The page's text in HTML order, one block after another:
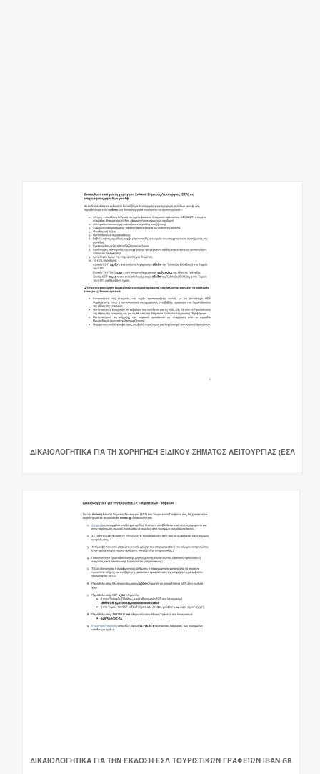
ΔΙΚΑΙΟΛΟΓΗΤΙΚΆ ΓΙΑ ΤΗ ΧΟΡΉΓΗΣΗ ΕΙΔΙΚΟΎ ΣΉΜΑΤΟΣ ΛΕΙΤΟΥΡΓΊΑΣ (ΕΣΛ
ΔΙΚΑΙΟΛΟΓΗΤΙΚΆ ΓΙΑ ΤΗΝ ΈΚΔΟΣΗ ΕΣΛ ΤΟΥΡΙΣΤΙΚΏΝ ΓΡΑΦΕΊΩΝ ΙΒΑΝ GR